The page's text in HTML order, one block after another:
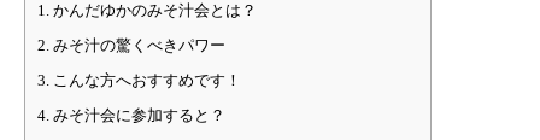
1. かんだゆかのみそ汁会とは？
2. みそ汁の驚くべきパワー
3. こんな方へおすすめです！
4. みそ汁会に参加すると？